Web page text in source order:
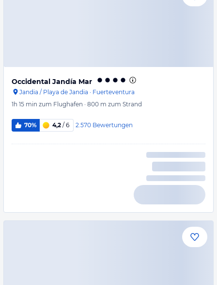
Occidental Jandía Mar
Jandia / Playa de Jandia · Fuerteventura
1h 15 min zum Flughafen · 800 m zum Strand
70% 4,2 / 6 2.570 Bewertungen